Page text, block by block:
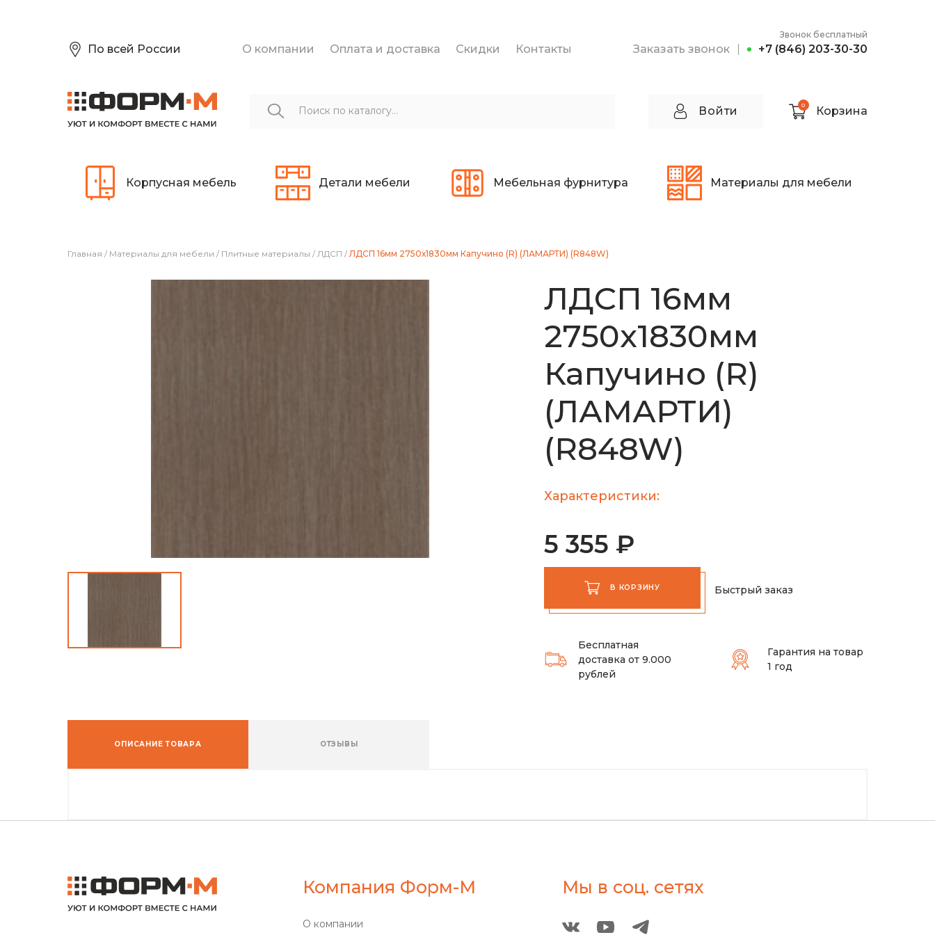
По всей России О компании Оплата и доставка Скидки Контакты Заказать звонок
Звонок бесплатный
+7 (846) 203-30-30
Войти 0 Корзина
Корпусная мебель Детали мебели Мебельная фурнитура Материалы для мебели
Главная / Материалы для мебели / Плитные материалы / ЛДСП / ЛДСП 16мм 2750х1830мм Капучино (R) (ЛАМАРТИ) (R848W)
ЛДСП 16мм
2750х1830мм
Капучино (R)
(ЛАМАРТИ)
(R848W)
Характеристики:
5 355 ₽
В КОРЗИНУ Быстрый заказ
Бесплатная
доставка от 9.000
рублей
Гарантия на товар
1 год
ОПИСАНИЕ ТОВАРА ОТЗЫВЫ
Компания Форм-М
О компании
Мы в соц. сетях